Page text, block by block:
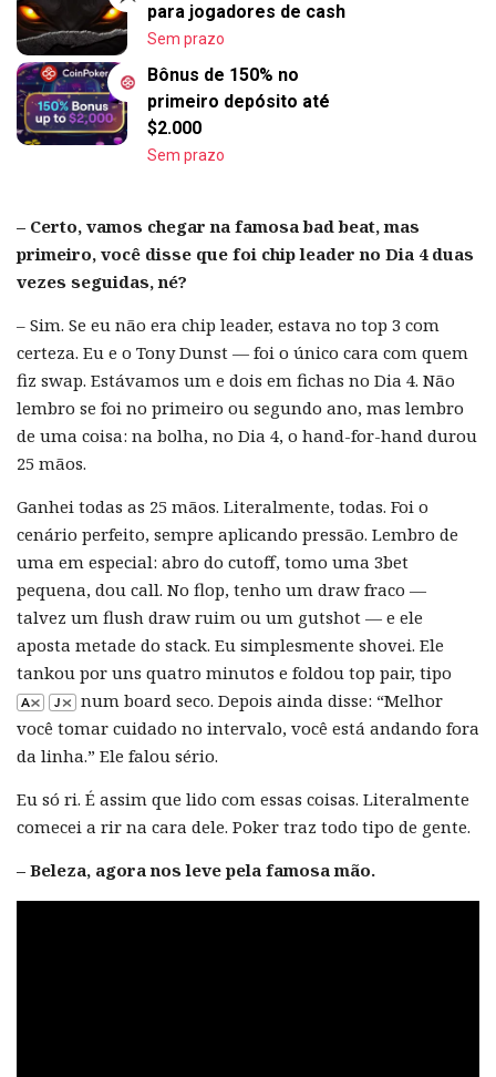
para jogadores de cash
Sem prazo
Bônus de 150% no
primeiro depósito até
$2.000
Sem prazo
– Certo, vamos chegar na famosa bad beat, mas
primeiro, você disse que foi chip leader no Dia 4 duas
vezes seguidas, né?
– Sim. Se eu não era chip leader, estava no top 3 com
certeza. Eu e o Tony Dunst — foi o único cara com quem
fiz swap. Estávamos um e dois em fichas no Dia 4. Não
lembro se foi no primeiro ou segundo ano, mas lembro
de uma coisa: na bolha, no Dia 4, o hand-for-hand durou
25 mãos.
Ganhei todas as 25 mãos. Literalmente, todas. Foi o
cenário perfeito, sempre aplicando pressão. Lembro de
uma em especial: abro do cutoff, tomo uma 3bet
pequena, dou call. No flop, tenho um draw fraco —
talvez um flush draw ruim ou um gutshot — e ele
aposta metade do stack. Eu simplesmente shovei. Ele
tankou por uns quatro minutos e foldou top pair, tipo
num board seco. Depois ainda disse: “Melhor
você tomar cuidado no intervalo, você está andando fora
da linha.” Ele falou sério.
Eu só ri. É assim que lido com essas coisas. Literalmente
comecei a rir na cara dele. Poker traz todo tipo de gente.
– Beleza, agora nos leve pela famosa mão.